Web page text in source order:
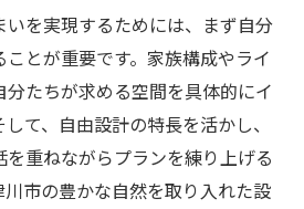
いを実現するためには、まず自分
とが重要です。家族構成やライ
たちが求める空間を具体的にイ
て、自由設計の特長を活かし、
重ねながらプランを練り上げる
川市の豊かな自然を取り入れた設